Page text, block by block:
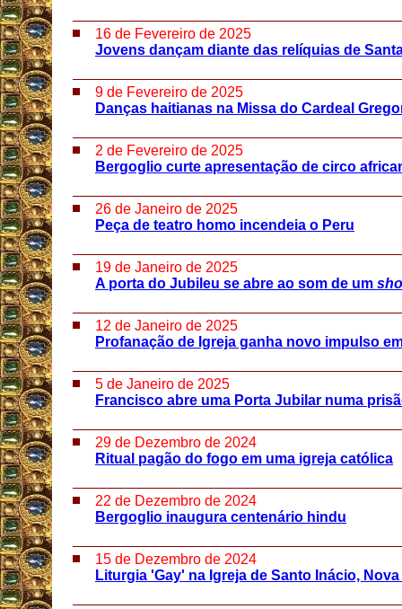
16 de Fevereiro de 2025
Jovens dançam diante das relíquias de
9 de Fevereiro de 2025
Danças haitianas na Missa do Cardeal
2 de Fevereiro de 2025
Bergoglio curte apresentação de circo
26 de Janeiro de 2025
Peça de teatro homo incendeia o Peru
19 de Janeiro de 2025
A porta do Jubileu se abre ao som de um
12 de Janeiro de 2025
Profanação de Igreja ganha novo impulso
5 de Janeiro de 2025
Francisco abre uma Porta Jubilar numa
29 de Dezembro de 2024
Ritual pagão do fogo em uma igreja católica
22 de Dezembro de 2024
Bergoglio inaugura centenário hindu
15 de Dezembro de 2024
Liturgia 'Gay' na Igreja de Santo Inácio,